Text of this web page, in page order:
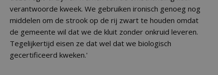
verantwoorde kweek. We gebruiken ironisch genoeg nog
middelen om de strook op de rij zwart te houden omdat
de gemeente wil dat we de kluit zonder onkruid leveren.
Tegelijkertijd eisen ze dat wel dat we biologisch
gecertificeerd kweken.'